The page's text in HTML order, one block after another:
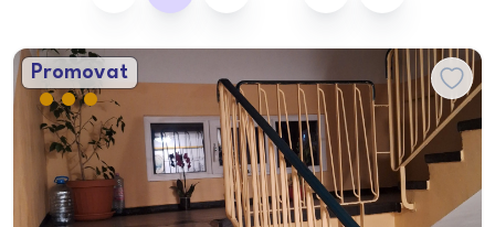
Promovat